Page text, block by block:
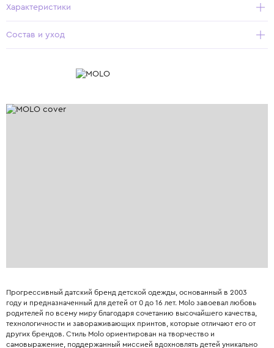
Характеристики
Состав и уход
Прогрессивный датский бренд детской одежды, основанный в 2003
году и предназначенный для детей от 0 до 16 лет. Molo завоевал любовь
родителей по всему миру благодаря сочетанию высочайшего качества,
технологичности и завораживающих принтов, которые отличают его от
других брендов. Стиль Molo ориентирован на творчество и
самовыражение, поддержанный миссией вдохновлять детей уникально